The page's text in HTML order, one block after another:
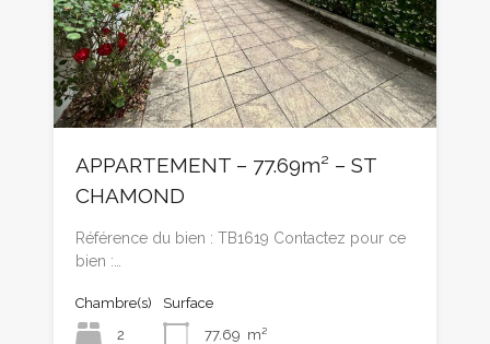
APPARTEMENT – 77.69m² – ST
CHAMOND
Référence du bien : TB1619 Contactez pour ce
bien :…
Chambre(s)
2
Surface
77.69 m²